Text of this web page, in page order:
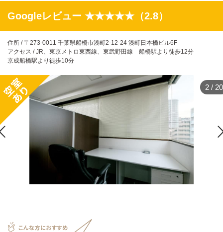
Googleレビュー ★★★★★（2.8）
住所 / 〒273-0011 千葉県船橋市湊町2-12-24 湊町日本橋ビル6F
アクセス / JR、東京メトロ東西線、東武野田線 船橋駅より徒歩12分
京成船橋駅より徒歩10分
2 / 20